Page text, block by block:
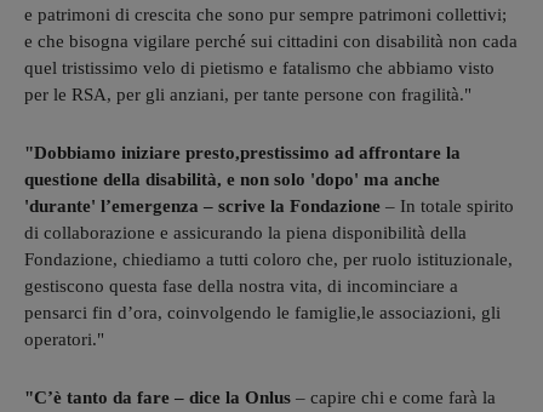
e patrimoni di crescita che sono pur sempre patrimoni collettivi;
e che bisogna vigilare perché sui cittadini con disabilità non cada
quel tristissimo velo di pietismo e fatalismo che abbiamo visto
per le RSA, per gli anziani, per tante persone con fragilità."
"Dobbiamo iniziare presto,prestissimo ad affrontare la
questione della disabilità, e non solo 'dopo' ma anche
'durante' l’emergenza – scrive la Fondazione – In totale spirito
di collaborazione e assicurando la piena disponibilità della
Fondazione, chiediamo a tutti coloro che, per ruolo istituzionale,
gestiscono questa fase della nostra vita, di incominciare a
pensarci fin d’ora, coinvolgendo le famiglie,le associazioni, gli
operatori."
"C’è tanto da fare – dice la Onlus – capire chi e come farà la